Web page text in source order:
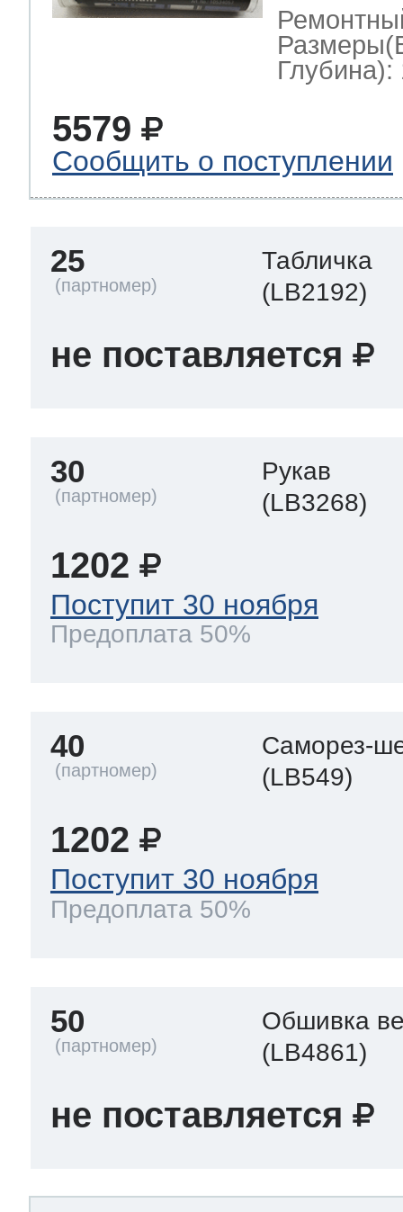
Глубина):
5579
Сообщить о поступлении
25
Табличка
(LB2192)
не поставляется
30
Рукав
(LB3268)
1202
Поступит 30 ноября
Предоплата 50%
40
Саморез-
(LB549)
1202
Поступит 30 ноября
Предоплата 50%
50
Обшивка
(LB4861)
не поставляется